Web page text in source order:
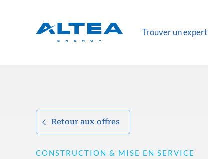
Trouver un expert
Retour aux offres
CONSTRUCTION & MISE EN SERVICE